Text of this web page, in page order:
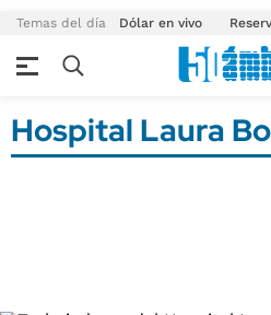
Temas del día Dólar en vivo
Hospital Laura